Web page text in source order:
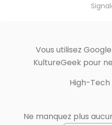
Vous utilisez
KultureGeek pour
High-Tech
Ne manquez plus